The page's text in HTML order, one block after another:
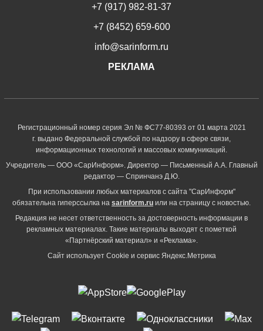
+7 (917) 982-81-37
+7 (8452) 659-600
info@sarinform.ru
РЕКЛАМА
Регистрационный номер серия Эл № ФС77-80393 от 01 марта 2021
г. выдано Федеральной службой по надзору в сфере связи,
информационных технологий и массовых коммуникаций.
Учредитель — ООО «СарИнформ». Директор — Письменный А.А. Главный
редактор — Спринчанэ Д.Ю.
При использовании любых материалов с сайта "СарИнформ"
обязательна гиперссылка на sarinform.ru или на страницу с новостью.
Редакция не несет ответственность за достоверность информации в
рекламных материалах. Такие материалы выходят с пометкой
«Партнёрский материал» и «Реклама».
Сайт использует Cookie и сервиc Яндекс.Метрика